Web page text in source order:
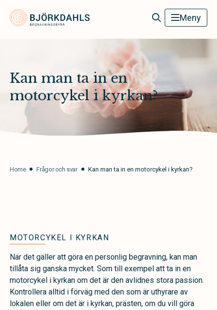
Björkdahls Begravningsbyrå Meny
Kan man ta in en
motorcykel i kyrkan?
Home Frågor och svar Kan man ta in en motorcykel i kyrkan?
MOTORCYKEL I KYRKAN
När det gäller att göra en personlig begravning, kan man
tillåta sig ganska mycket. Som till exempel att ta in en
motorcykel i kyrkan om det är den avlidnes stora passion.
Kontrollera alltid i förväg med den som är uthyrare av
lokalen eller om det är i kyrkan, prästen, om du vill göra